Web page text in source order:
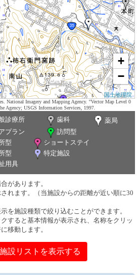
+
−
国土地理院
National Imagery and Mapping Agency. "Vector Map Level 0
Agency; USGS Information Services, 1997.
診療所 歯科
薬局
プラン
訪問型
型
ショートステイ
型
特定施設
用具
があります。
れます。（当施設からの距離が近い順に30
を施設種類で絞り込むことができます。
すると基本情報が表示され、名称をクリッ
移動します。
設リストを表示する